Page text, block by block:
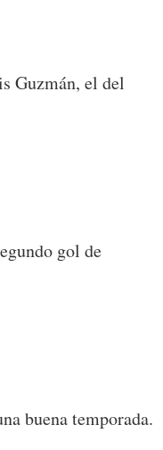
Guzmán, el del
gol de
buena temporada.